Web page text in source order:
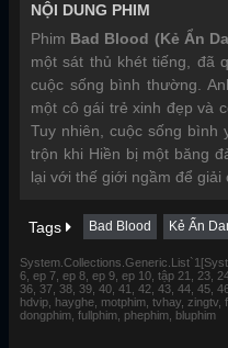
NỘI DUNG PHIM
Phim Bad Blood (Kẻ Ẩn
một sát thủ khét tiếng, đã
cuộc sống bình thường.
một cô gái trẻ xinh đẹp và
Tuy nhiên, cuộc sống bình
trộn khi Hiền bị một băng
lại với thế giới ngầm để giải
Tags Bad Blood Kẻ Ẩn
6, ep 7, ep 8, ep 9, ep 10, tập 21, 23,
36, 37, 38, 39, 40, 41, 42, 43, 44, 45,
hdvip, hayghe, motphim, tvhay, zingtv,
dongphim, fullphim, phephim, bluphim